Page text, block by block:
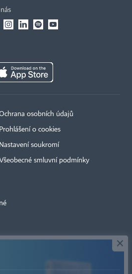
osobních údajů
Prohlášení o cookies
Nastavení soukromí
smluvní podmínky